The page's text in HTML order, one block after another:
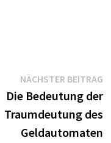
NÄCHSTER BEITRAG
Die Bedeutung der
Traumdeutung des
Geldautomaten